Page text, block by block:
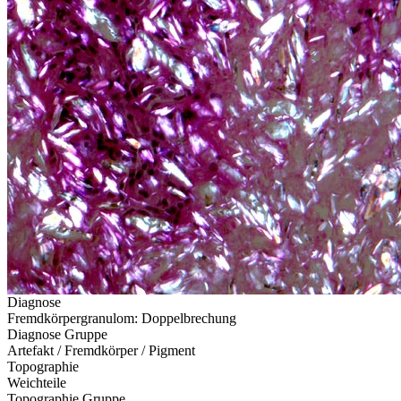
Diagnose
Fremdkörpergranulom: Doppelbrechung
Diagnose Gruppe
Artefakt / Fremdkörper / Pigment
Topographie
Weichteile